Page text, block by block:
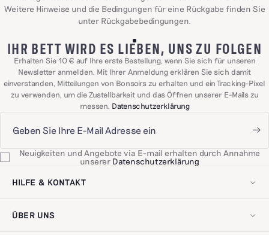
Weitere Hinweise und die Bedingungen für eine Rückgabe finden Sie
unter Rückgabebedingungen.
IHR BETT WIRD ES LIEBEN, UNS ZU FOLGEN
Erhalten Sie 10 € auf Ihre erste Bestellung, wenn Sie sich für unseren
Newsletter anmelden. Mit Ihrer Anmeldung erklären Sie sich damit
einverstanden, Mitteilungen von Bonsoirs zu erhalten und ein Tracking-Pixel
zu verwenden, um die Zustellbarkeit und das Öffnen unserer E-Mails zu
messen. Datenschutzerklärung
Neuigkeiten und Angebote via E-mail erhalten durch Annahme
unserer Datenschutzerklärung
HILFE & KONTAKT
Kontaktieren Sie uns
Lieferung & Rücksendungen
Häufig gestellte Fragen
ÜBER UNS